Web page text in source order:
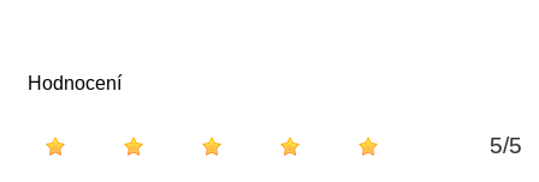
Hodnocení
5/5